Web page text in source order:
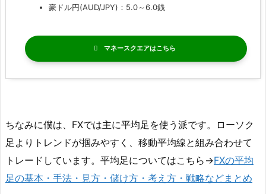
豪ドル円(AUD/JPY)：5.0～6.0銭
マネースクエア
ちなみに僕は、FXでは主に平均足を使う派です。ローソク
足よりトレンドが掴みやすく、移動平均線と組み合わせて
トレードしています。平均足についてはこちら→FXの平均
足の基本・手法・見方・儲け方・考え方・戦略などまとめ